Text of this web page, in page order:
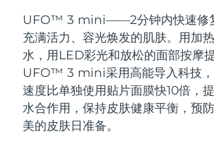
UFO™ 3 mini——2分钟内快速修复
充满活力、容光焕发的肌肤。用加
水，用LED彩光和放松的面部按摩提
UFO™ 3 mini采用高能导入科技，
速度比单独使用贴片面膜快10倍，
水合作用，保持皮肤健康平衡，预
美的皮肤日准备。
LUNA™ 4 套装
Anti-aging massage
LUNA™ 4 Plus
Massage, LED heating
BEAR™ 2 套装
Microcurrent toning
BEAR™ 2 go
Microcurrent toning on-
补水保湿
UFO™ 3 套装
口腔护理
issa™ 4
FAQ™ 抗老护理
比利时
百慕大 预
波斯尼亚和黑塞哥维那
文莱 预